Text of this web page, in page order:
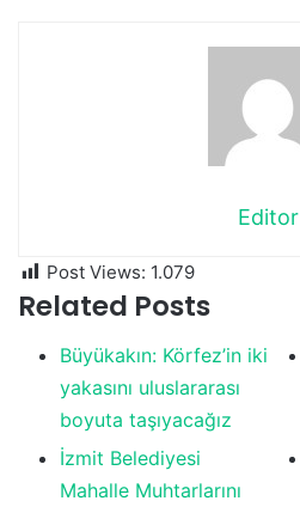
Editor
Post Views: 1.079
Related Posts
Büyükakın: Körfez’in iki
yakasını uluslararası
boyuta taşıyacağız
İzmit Belediyesi
Mahalle Muhtarlarını